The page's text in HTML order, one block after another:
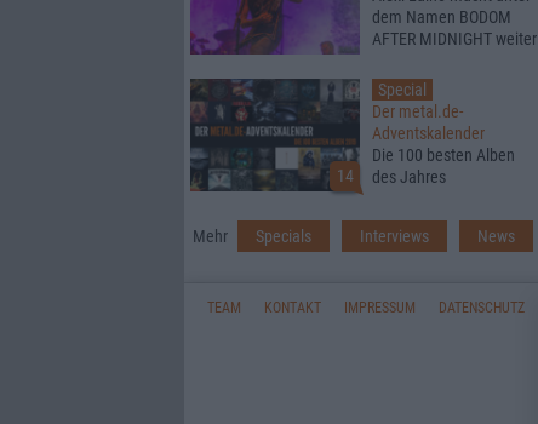
dem Namen BODOM
AFTER MIDNIGHT weiter
14
Special
Der metal.de-
Adventskalender
Die 100 besten Alben
des Jahres
Mehr Specials Interviews News
TEAM KONTAKT IMPRESSUM DATENSCHUTZ